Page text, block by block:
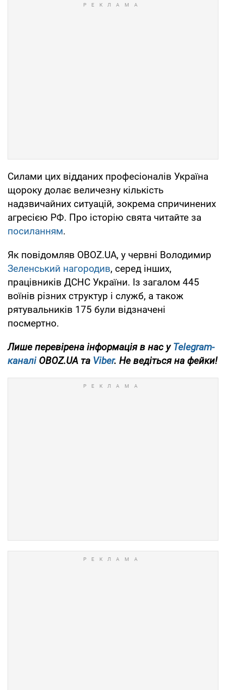
Силами цих відданих професіоналів Україна
щороку долає величезну кількість
надзвичайних ситуацій, зокрема спричинених
агресією РФ. Про історію свята читайте за
посиланням.
Як повідомляв OBOZ.UA, у червні Володимир
Зеленський нагородив, серед інших,
працівників ДСНС України. Із загалом 445
воїнів різних структур і служб, а також
рятувальників 175 були відзначені
посмертно.
Лише перевірена інформація в нас уTelegram-
каналіOBOZ.UA та Viber. Не ведіться на фейки!